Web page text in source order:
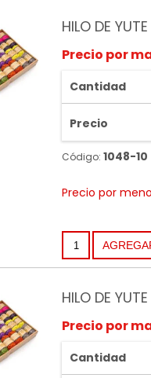
HILO DE
Precio por
Cantidad
Precio
Código: 1048-10
Precio por
HILO DE
Precio por
Cantidad